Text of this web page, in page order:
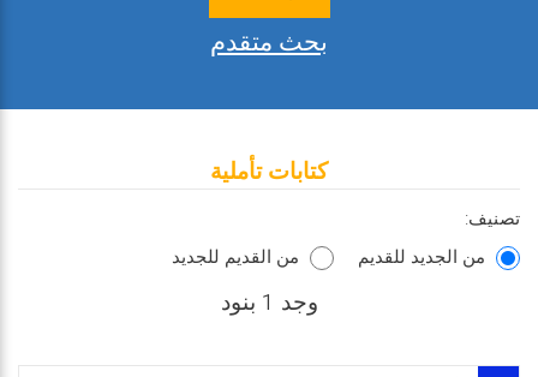
بحث متقدم
كتابات تأملية
تصنيف:
من الجديد للقديم
من القديم للجديد
وجد 1 بنود